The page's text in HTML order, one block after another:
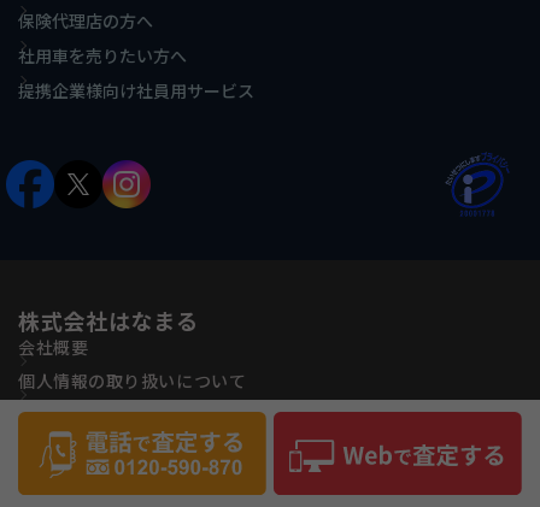
保険代理店の方へ
社用車を売りたい方へ
提携企業様向け社員用サービス
株式会社はなまる
会社概要
個人情報の取り扱いについて
古物営業法に基づく表記
反社会的勢力に対する基本方針
サイトマップ